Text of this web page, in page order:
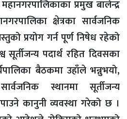
प्रमुख बालेन्द्र
क्षेत्रका सार्वजनिक
प्रयोग गर्न पूर्ण निषेध रहेको
सूर्तीजन्य पदार्थ रहित दिवसका
बैठकमा उहाँले भन्नुभयो,
स्थानमा सूर्तीजन्य
कानुनी व्यवस्था गरेको छ ।